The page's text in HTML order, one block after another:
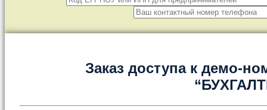
Заказ доступа к демо-